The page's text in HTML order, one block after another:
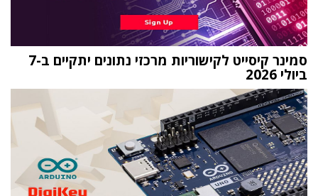
סמינר קיסייט לקישוריות מרכזי נתונים יתקיים ב-7
ביולי 2026